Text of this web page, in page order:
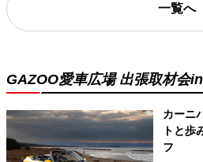
一覧へ
GAZOO愛車広場 出張取材会
カーニ
トと歩
フ